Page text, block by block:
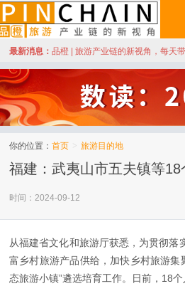
品橙旅游
最新消息： 品橙 | 旅游产业链的新视角，每天
你的位置： 首页 > 旅游目的地
福建：武夷山市五夫镇等18
时间：2024-09-12
从福建省文化和旅游厅获悉，为贯彻
富乡村旅游产品供给，加快乡村旅游
态旅游小镇”遴选培育工作。日前，18个